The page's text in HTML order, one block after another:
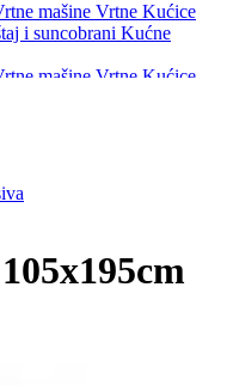
mašine Vrtne Kućice
i suncobrani Kućne
mašine Vrtne Kućice